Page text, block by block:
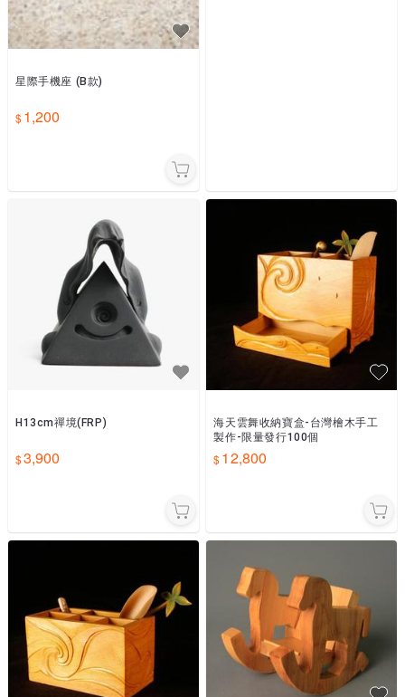
星際手機座 (B款)
1,200
H13cm禪境(FRP)
3,900
海天雲舞收納寶盒-台灣檜木手工
製作-限量發行100個
12,800